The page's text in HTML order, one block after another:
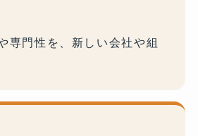
専門性を、新しい会社や組